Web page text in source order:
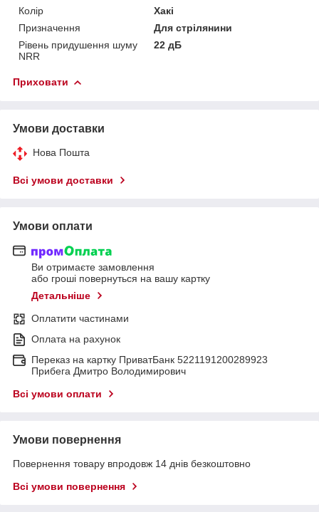
Колір
Хакі
Призначення
Для стрілянини
Рівень придушення шуму
NRR
22 дБ
Приховати
Умови доставки
Нова Пошта
Всі умови доставки
Умови оплати
Ви отримаєте замовлення
або гроші повернуться на вашу картку
Детальніше
Оплатити частинами
Оплата на рахунок
Переказ на картку ПриватБанк 5221191200289923
Прибега Дмитро Володимирович
Всі умови оплати
Умови повернення
Повернення товару впродовж 14 днів безкоштовно
Всі умови повернення